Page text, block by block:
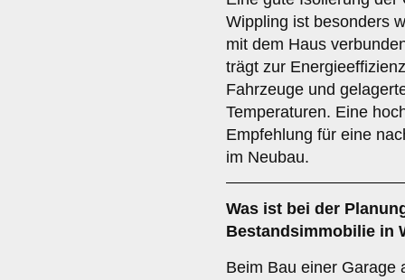
Wippling ist besonders
mit dem Haus
trägt zur
Fahrzeuge und
Temperaturen. Eine
Empfehlung für eine
im Neubau.
Was ist bei der
Bestandsimmobilie in
Beim Bau einer Garage